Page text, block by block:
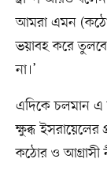
আমরা এমন
ভয়াবহ করে
না।’
এদিকে চলমান
ক্ষুব্ধ ইসরায়েলের
কঠোর ও আগ্রাসী